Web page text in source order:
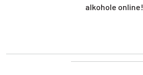
alkohole online!